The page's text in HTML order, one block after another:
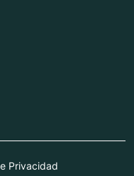
Privacidad